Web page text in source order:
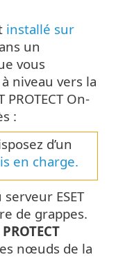
installé sur
un
vous
niveau vers la
On-
:
d’un
en charge.
ESET
de grappes.
PROTECT
nœuds de la